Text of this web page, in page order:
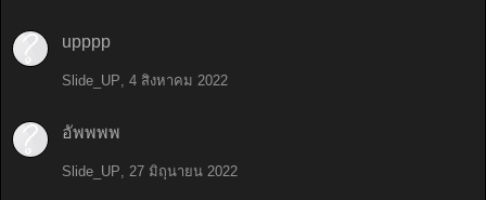
upppp
Slide_UP, 4 สิงหาคม 2022
อัพพพพ
Slide_UP, 27 มิถุนายน 2022